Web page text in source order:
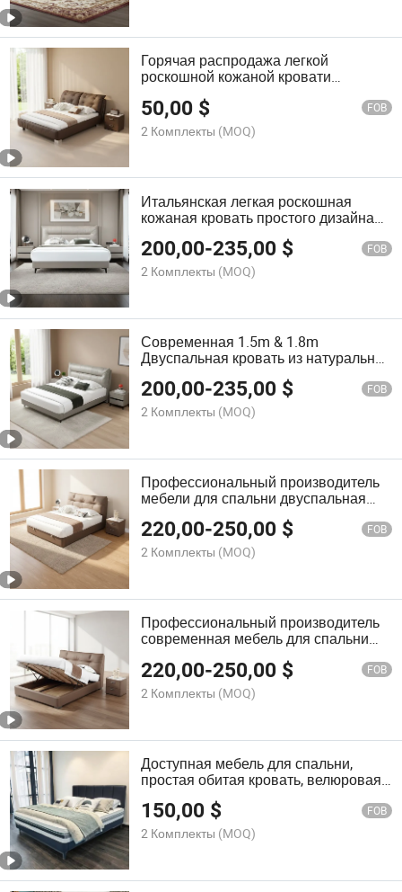
Горячая распродажа легкой
роскошной кожаной кровати
итальянская гостиничная кровать,
кровать высокого качества размера
king и queen, мебель для спальни
50,00 $ FOB
2 Комплекты (MOQ)
Итальянская легкая роскошная
кожаная кровать простого дизайна
для спальни, высококачественная
двуспальная кровать, королевский
размер, мягкая свадебная кровать,
мебель
200,00-235,00 $ FOB
2 Комплекты (MOQ)
Современная 1.5m & 1.8m
Двуспальная кровать из натуральной
кожи легкой роскоши в северном
стиле мягкая кровать для небольшой
квартиры в главной спальне
200,00-235,00 $ FOB
2 Комплекты (MOQ)
Профессиональный производитель
мебели для спальни двуспальная
кровать роскошная натуральная
кожа полный размер современные
кровати с хранением
220,00-250,00 $ FOB
2 Комплекты (MOQ)
Профессиональный производитель
современная мебель для спальни
дизайн роскошная мебель для
спальни
220,00-250,00 $ FOB
2 Комплекты (MOQ)
Доступная мебель для спальни,
простая обитая кровать, велюровая
кровать с каркасом, кровать размера
король, королева, двойная с местом
для хранения для оптовой продажи
150,00 $ FOB
2 Комплекты (MOQ)